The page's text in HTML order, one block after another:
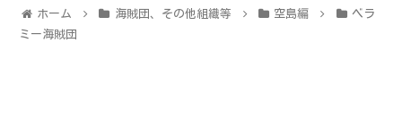
ホーム 海賊団、その他組織等 空島編
ベラ
ミー海賊団